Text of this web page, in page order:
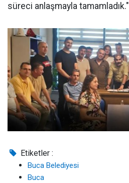
süreci anlaşmayla tamamladık."
Etiketler :
Buca Belediyesi
Buca